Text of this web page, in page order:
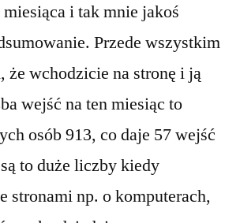
i tak mnie jakoś
Przede wszystkim
że wchodzicie na stronę i ją
wejść na ten miesiąc to
osób 913, co daje 57 wejść
to duże liczby kiedy
stronami np. o komputerach,